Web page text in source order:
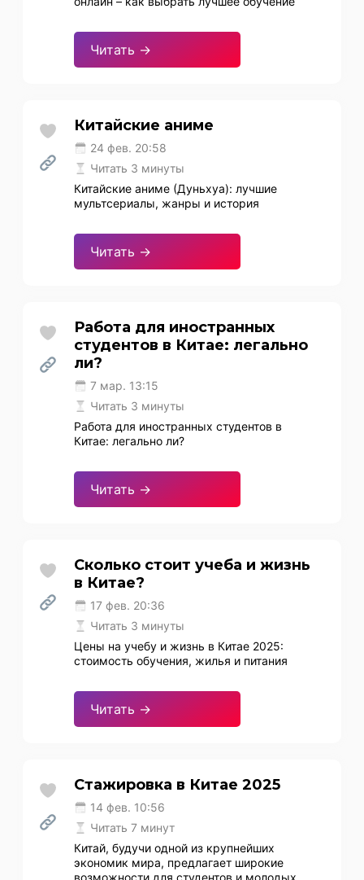
Читать →
Китайские аниме
24 фев. 20:58
Читать 3 минуты
Китайские аниме (Дуньхуа): лучшие
мультсериалы, жанры и история
Читать →
Работа для иностранных
студентов в Китае: легально
ли?
7 мар. 13:15
Читать 3 минуты
Работа для иностранных студентов в
Китае: легально ли?
Читать →
Сколько стоит учеба и жизнь
в Китае?
17 фев. 20:36
Читать 3 минуты
Цены на учебу и жизнь в Китае 2025:
стоимость обучения, жилья и питания
Читать →
Стажировка в Китае 2025
14 фев. 10:56
Читать 7 минут
Китай, будучи одной из крупнейших
экономик мира, предлагает широкие